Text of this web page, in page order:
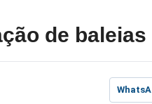
de baleias